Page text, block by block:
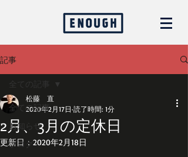
記事
全ての記事
お知らせ
ブログ
全ての記事
2月、3月の定休日
松藤 直
2020年2月17日 読了時間: 1分
更新日：2020年2月18日